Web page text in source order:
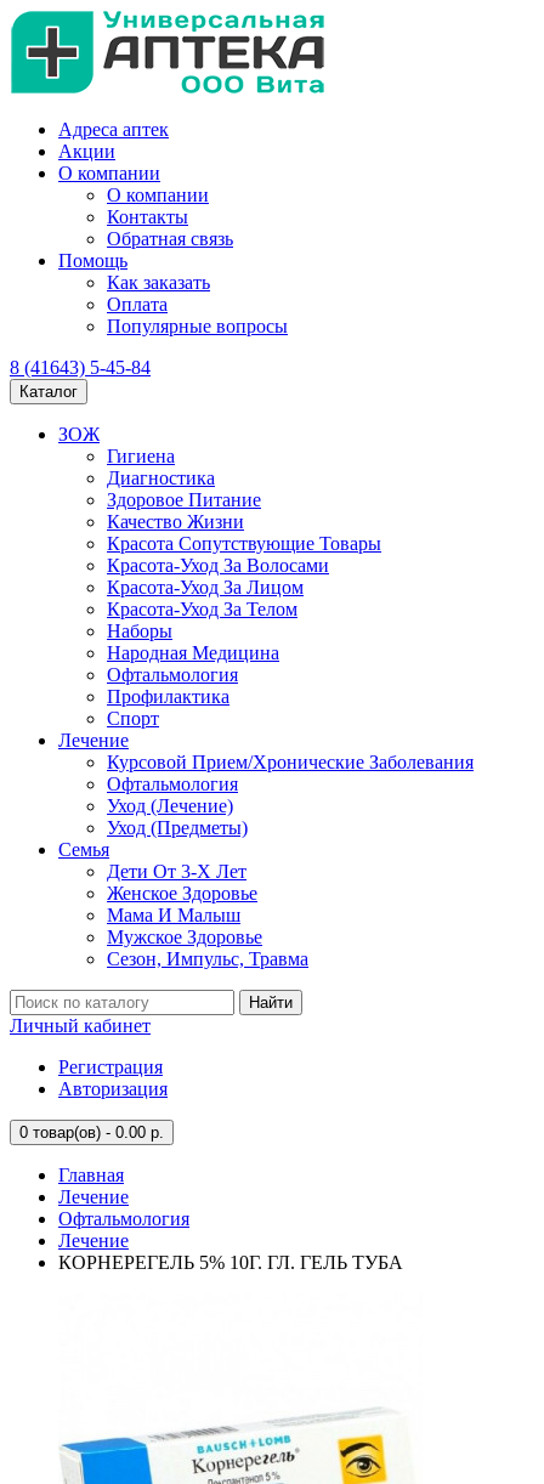
Адреса аптек
Акции
О компании
О компании
Контакты
Обратная связь
Помощь
Как заказать
Оплата
Популярные вопросы
8 (41643) 5-45-84
Каталог
ЗОЖ
Гигиена
Диагностика
Здоровое Питание
Качество Жизни
Красота Сопутствующие Товары
Красота-Уход За Волосами
Красота-Уход За Лицом
Красота-Уход За Телом
Наборы
Народная Медицина
Офтальмология
Профилактика
Спорт
Лечение
Курсовой Прием/Хронические Заболевания
Офтальмология
Уход (Лечение)
Уход (Предметы)
Семья
Дети От 3-Х Лет
Женское Здоровье
Мама И Малыш
Мужское Здоровье
Сезон, Импульс, Травма
Найти
Личный кабинет
Регистрация
Авторизация
0 товар(ов) - 0.00 р.
Главная
Лечение
Офтальмология
Лечение
КОРНЕРЕГЕЛЬ 5% 10Г. ГЛ. ГЕЛЬ ТУБА